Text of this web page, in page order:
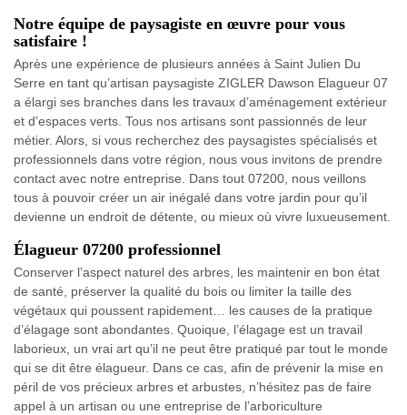
Notre équipe de paysagiste en œuvre pour vous
satisfaire !
Après une expérience de plusieurs années à Saint Julien Du
Serre en tant qu’artisan paysagiste ZIGLER Dawson Elagueur 07
a élargi ses branches dans les travaux d’aménagement extérieur
et d’espaces verts. Tous nos artisans sont passionnés de leur
métier. Alors, si vous recherchez des paysagistes spécialisés et
professionnels dans votre région, nous vous invitons de prendre
contact avec notre entreprise. Dans tout 07200, nous veillons
tous à pouvoir créer un air inégalé dans votre jardin pour qu’il
devienne un endroit de détente, ou mieux où vivre luxueusement.
Élagueur 07200 professionnel
Conserver l’aspect naturel des arbres, les maintenir en bon état
de santé, préserver la qualité du bois ou limiter la taille des
végétaux qui poussent rapidement… les causes de la pratique
d’élagage sont abondantes. Quoique, l’élagage est un travail
laborieux, un vrai art qu’il ne peut être pratiqué par tout le monde
qui se dit être élagueur. Dans ce cas, afin de prévenir la mise en
péril de vos précieux arbres et arbustes, n’hésitez pas de faire
appel à un artisan ou une entreprise de l’arboriculture